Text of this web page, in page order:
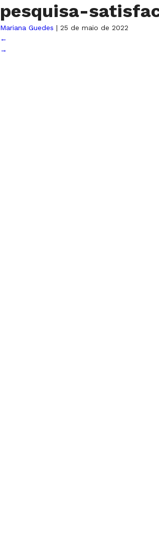
pesquisa-
Mariana Guedes | 25 de maio de 2022
←
→